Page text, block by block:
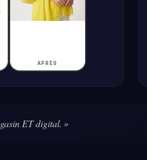
APRÈS
ET digital. »